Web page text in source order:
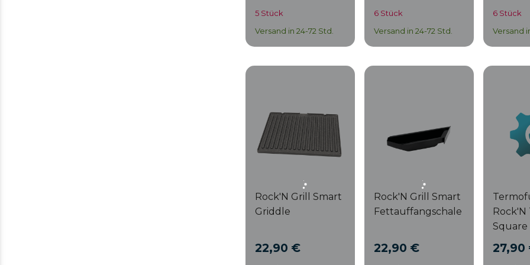
5 Stück
Versand in 24-72 Std.
6 Stück
Versand in 24-72 Std.
6 Stück
Versand
Rock'N Grill Smart
Griddle
22,90 €
Rock'N Grill Smart
Fettauffangschale
22,90 €
Rock'N
Square
27,90